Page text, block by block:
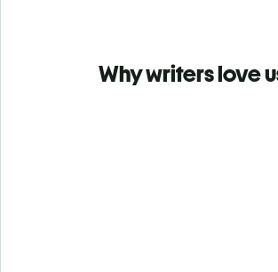
Why writers love